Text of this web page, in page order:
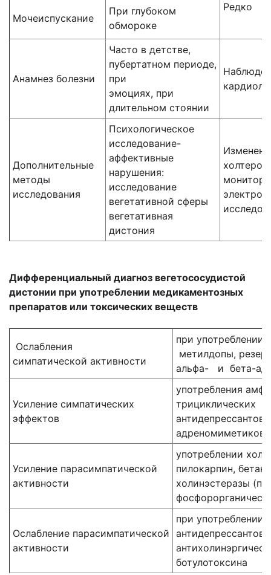
Редко
Мочеиспускание
При глубоком
обмороке
Анамнез болезни
Часто в детстве,
пубертатном периоде,
при
эмоциях, при
длительном стоянии
Дополнительные
методы
исследования
Психологическое
исследование-
аффективные
нарушения:
исследование
вегетативной сферы
вегетативная
дистония
Дифференциальный диагноз вегетососудистой
дистонии при употреблении медикаментозных
препаратов или токсических веществ
Ослабления
симпатической активности
при употреблении
метилдопы,
альфа- и бета-
Усиление симпатических
эффектов
употребления
адреномиметиков.
Усиление парасимпатической
активности
употреблении
пилокарпин,
холинэстеразы
Ослабление парасимпатической
активности
при употреблении
ботулотоксина